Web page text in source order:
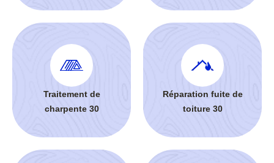
Traitement de
charpente 30
Réparation fuite de
toiture 30